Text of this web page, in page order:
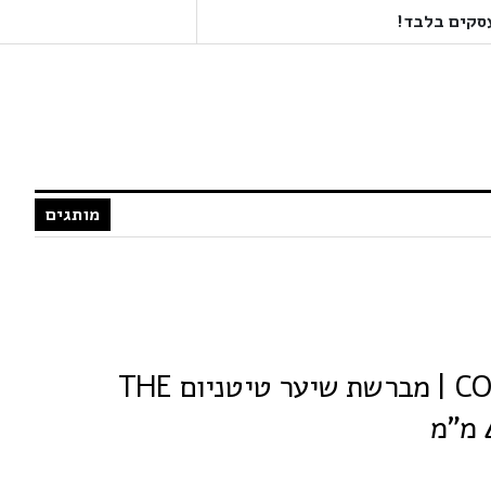
מותגים
קוריוליס CORIOLISS | מברשת שיער טיטניום THE